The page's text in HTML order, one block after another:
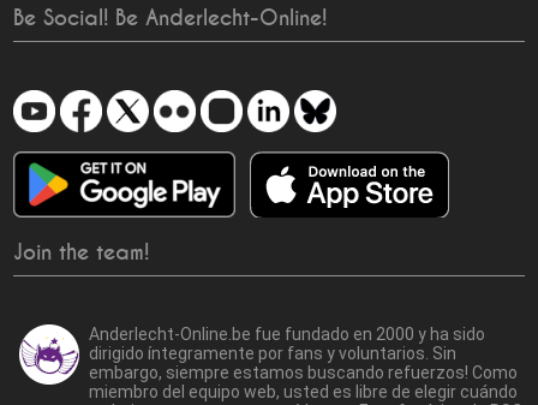
Be Social! Be Anderlecht-Online!
Join the team!
Anderlecht-Online.be fue fundado en 2000 y ha sido
dirigido íntegramente por fans y voluntarios. Sin
embargo, siempre estamos buscando refuerzos! Como
miembro del equipo web, usted es libre de elegir cuándo